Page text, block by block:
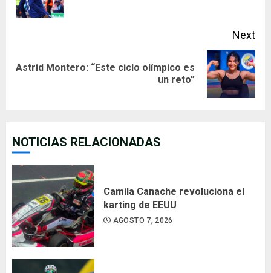
Next
Next
Astrid Montero: “Este ciclo olímpico es
un reto”
NOTICIAS RELACIONADAS
Camila Canache revoluciona el
karting de EEUU
AGOSTO 7, 2026